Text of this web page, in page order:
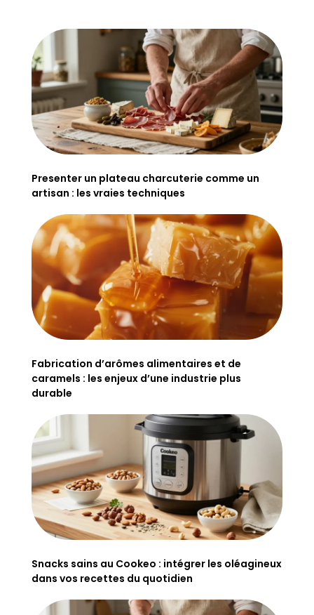
Presenter un plateau charcuterie comme un
artisan : les vraies techniques
Fabrication d’arômes alimentaires et de
caramels : les enjeux d’une industrie plus
durable
Snacks sains au Cookeo : intégrer les oléagineux
dans vos recettes du quotidien